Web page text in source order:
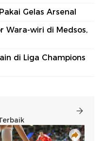
Gelas Arsenal
Wara-wiri di Medsos,
di Liga Champions